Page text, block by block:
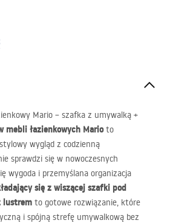
Mario – szafka z umywalką +
mebli łazienkowych Marioto
wygląd z codzienną
sprawdzi się w nowoczesnych
wygoda i przemyślana organizacja
się z wiszącej szafki pod
lustrem to gotowe rozwiązanie, które
i spójną strefę umywalkową bez